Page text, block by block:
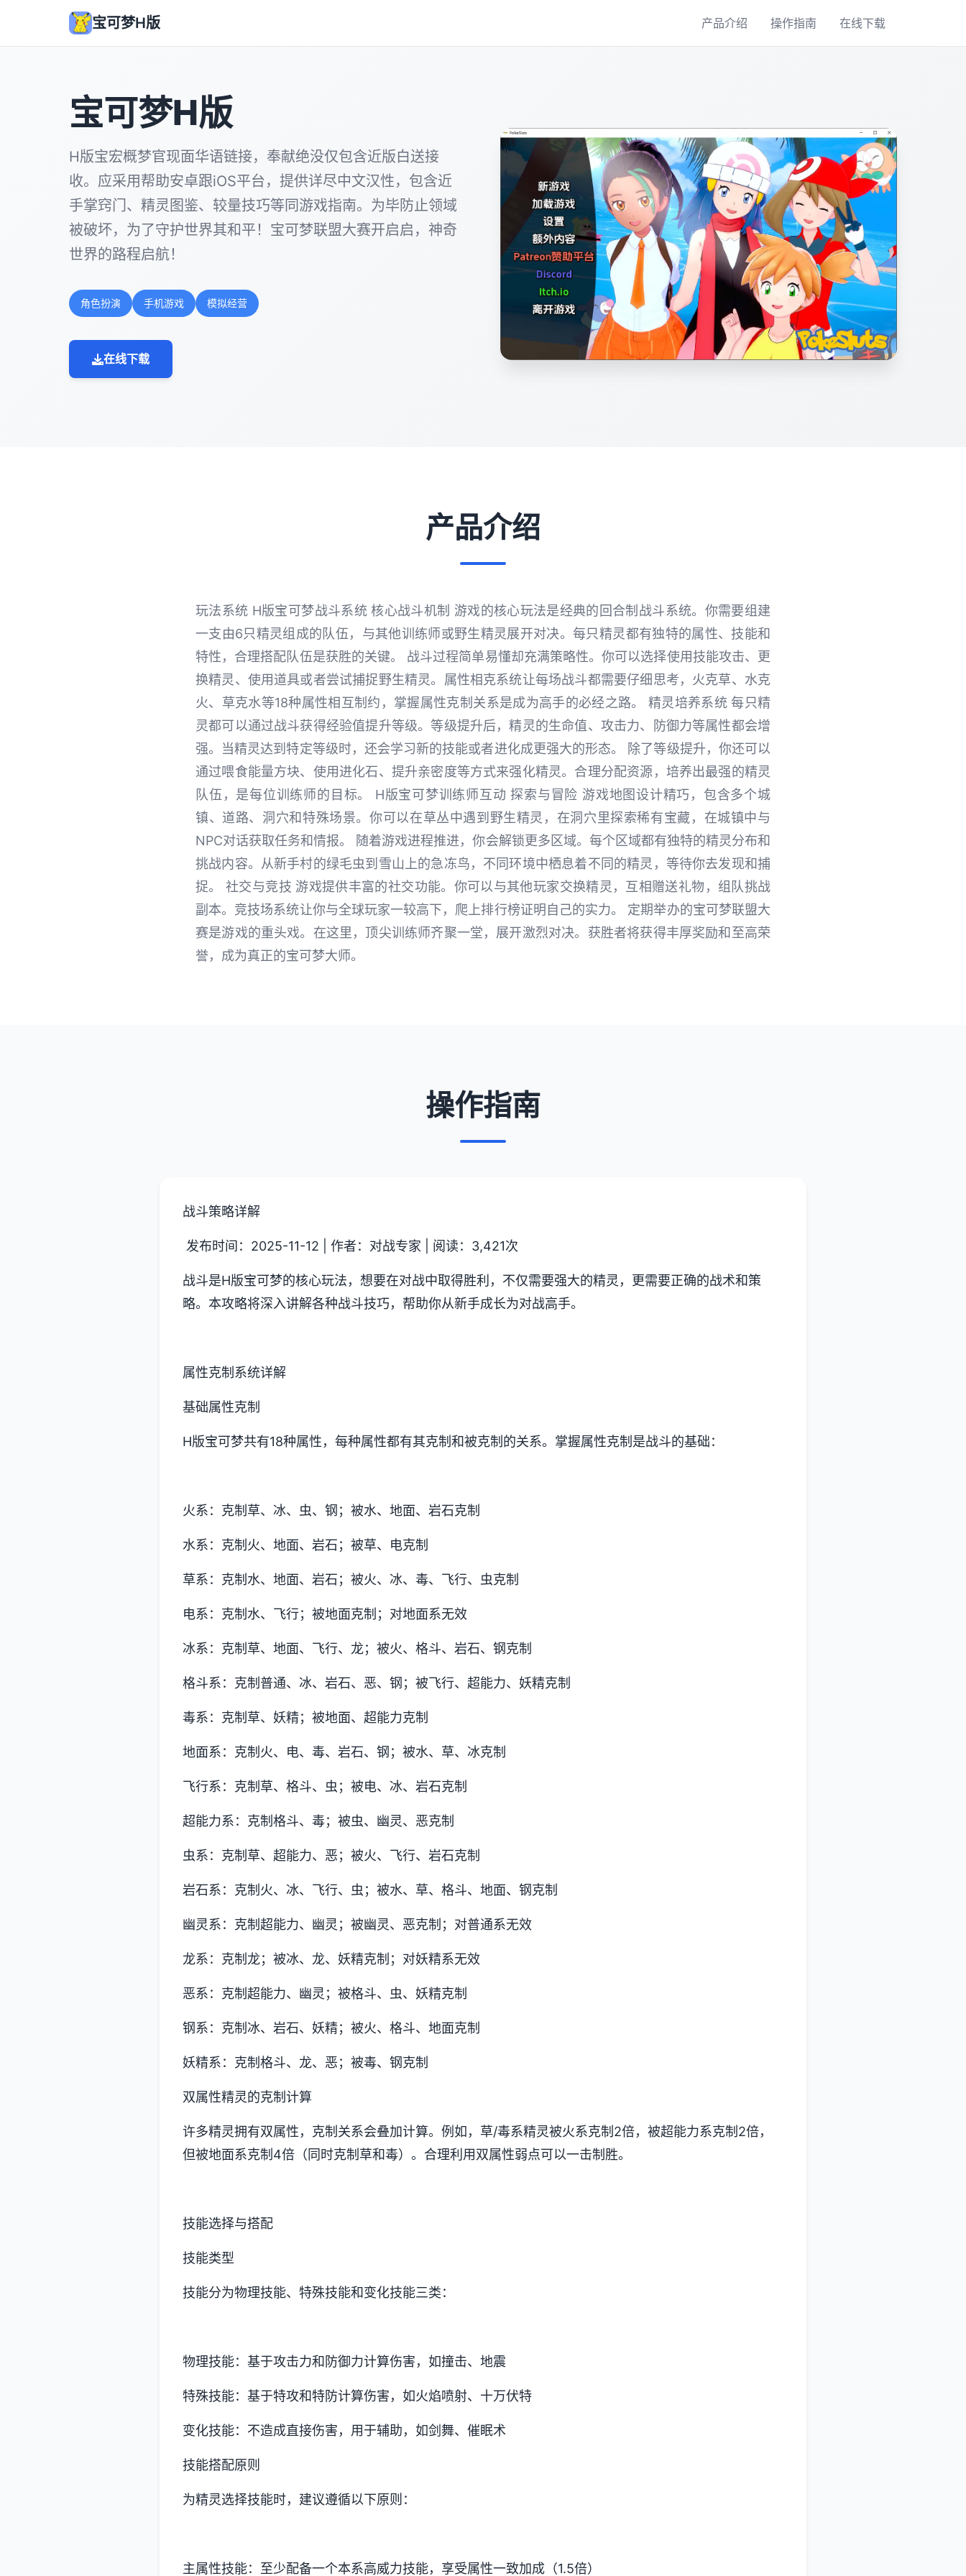
宝可梦H版 产品介绍 操作指南 在线下载
宝可梦H版
H版宝宏概梦官现面华语链接，奉献绝没仅包含近版白送接
收。应采用帮助安卓跟iOS平台，提供详尽中文汉性，包含近
手掌窍门、精灵图鉴、较量技巧等同游戏指南。为毕防止领域
被破坏，为了守护世界其和平！宝可梦联盟大赛开启启，神奇
世界的路程启航！
角色扮演 手机游戏 模拟经营
在线下载
产品介绍
玩法系统 H版宝可梦战斗系统 核心战斗机制 游戏的核心玩法是经典的回合制战斗系统。你需要组建
一支由6只精灵组成的队伍，与其他训练师或野生精灵展开对决。每只精灵都有独特的属性、技能和
特性，合理搭配队伍是获胜的关键。 战斗过程简单易懂却充满策略性。你可以选择使用技能攻击、更
换精灵、使用道具或者尝试捕捉野生精灵。属性相克系统让每场战斗都需要仔细思考，火克草、水克
火、草克水等18种属性相互制约，掌握属性克制关系是成为高手的必经之路。 精灵培养系统 每只精
灵都可以通过战斗获得经验值提升等级。等级提升后，精灵的生命值、攻击力、防御力等属性都会增
强。当精灵达到特定等级时，还会学习新的技能或者进化成更强大的形态。 除了等级提升，你还可以
通过喂食能量方块、使用进化石、提升亲密度等方式来强化精灵。合理分配资源，培养出最强的精灵
队伍，是每位训练师的目标。 H版宝可梦训练师互动 探索与冒险 游戏地图设计精巧，包含多个城
镇、道路、洞穴和特殊场景。你可以在草丛中遇到野生精灵，在洞穴里探索稀有宝藏，在城镇中与
NPC对话获取任务和情报。 随着游戏进程推进，你会解锁更多区域。每个区域都有独特的精灵分布和
挑战内容。从新手村的绿毛虫到雪山上的急冻鸟，不同环境中栖息着不同的精灵，等待你去发现和捕
捉。 社交与竞技 游戏提供丰富的社交功能。你可以与其他玩家交换精灵，互相赠送礼物，组队挑战
副本。竞技场系统让你与全球玩家一较高下，爬上排行榜证明自己的实力。 定期举办的宝可梦联盟大
赛是游戏的重头戏。在这里，顶尖训练师齐聚一堂，展开激烈对决。获胜者将获得丰厚奖励和至高荣
誉，成为真正的宝可梦大师。
操作指南
战斗策略详解
发布时间：2025-11-12 | 作者：对战专家 | 阅读：3,421次
战斗是H版宝可梦的核心玩法，想要在对战中取得胜利，不仅需要强大的精灵，更需要正确的战术和策
略。本攻略将深入讲解各种战斗技巧，帮助你从新手成长为对战高手。
属性克制系统详解
基础属性克制
H版宝可梦共有18种属性，每种属性都有其克制和被克制的关系。掌握属性克制是战斗的基础：
火系：克制草、冰、虫、钢；被水、地面、岩石克制
水系：克制火、地面、岩石；被草、电克制
草系：克制水、地面、岩石；被火、冰、毒、飞行、虫克制
电系：克制水、飞行；被地面克制；对地面系无效
冰系：克制草、地面、飞行、龙；被火、格斗、岩石、钢克制
格斗系：克制普通、冰、岩石、恶、钢；被飞行、超能力、妖精克制
毒系：克制草、妖精；被地面、超能力克制
地面系：克制火、电、毒、岩石、钢；被水、草、冰克制
飞行系：克制草、格斗、虫；被电、冰、岩石克制
超能力系：克制格斗、毒；被虫、幽灵、恶克制
虫系：克制草、超能力、恶；被火、飞行、岩石克制
岩石系：克制火、冰、飞行、虫；被水、草、格斗、地面、钢克制
幽灵系：克制超能力、幽灵；被幽灵、恶克制；对普通系无效
龙系：克制龙；被冰、龙、妖精克制；对妖精系无效
恶系：克制超能力、幽灵；被格斗、虫、妖精克制
钢系：克制冰、岩石、妖精；被火、格斗、地面克制
妖精系：克制格斗、龙、恶；被毒、钢克制
双属性精灵的克制计算
许多精灵拥有双属性，克制关系会叠加计算。例如，草/毒系精灵被火系克制2倍，被超能力系克制2倍，
但被地面系克制4倍（同时克制草和毒）。合理利用双属性弱点可以一击制胜。
技能选择与搭配
技能类型
技能分为物理技能、特殊技能和变化技能三类：
物理技能：基于攻击力和防御力计算伤害，如撞击、地震
特殊技能：基于特攻和特防计算伤害，如火焰喷射、十万伏特
变化技能：不造成直接伤害，用于辅助，如剑舞、催眠术
技能搭配原则
为精灵选择技能时，建议遵循以下原则：
主属性技能：至少配备一个本系高威力技能，享受属性一致加成（1.5倍）